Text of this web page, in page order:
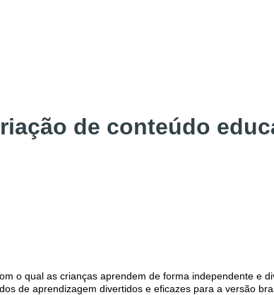
de conteúdo
o qual as crianças aprendem de forma independente e
de aprendizagem divertidos e eficazes para a versão